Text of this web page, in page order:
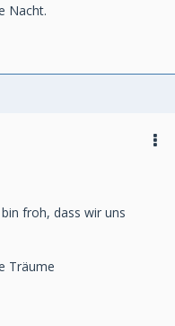
Nacht.
froh, dass wir uns
Träume